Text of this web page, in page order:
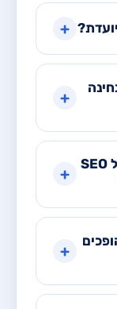
+
+
כיצד נגישות אתרים משפיעה על SEO
+
+